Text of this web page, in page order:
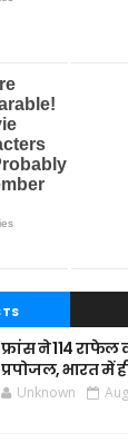
फ्रांस ने 114
प्रपोजल, भारत में
Unknown